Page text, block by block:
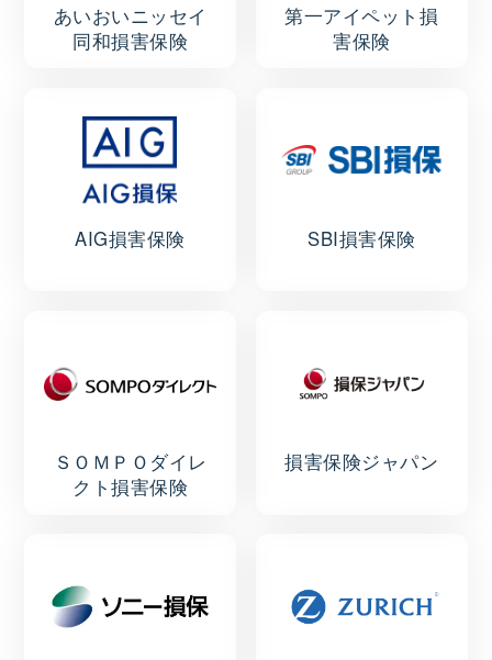
あいおいニッセイ
同和損害保険
第一アイペット損
害保険
AIG損害保険 SBI損害保険
ＳＯＭＰＯダイレ
クト損害保険
損害保険ジャパン